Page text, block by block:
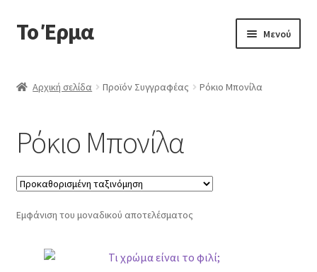
Απευθείας
μετάβαση
πλοήγηση
Μετάβαση
σε
Το Έρμα Μενού
Κατηγορίες Βιβλίων
Συχνές Ερωτήσεις
Επικοινωνία
Αρχική σελίδα Προϊόν Συγγραφέας Ρόκιο Μπονίλα
Ρόκιο Μπονίλα
Εμφάνιση του μοναδικού αποτελέσματος